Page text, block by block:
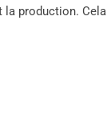
la production. Cela